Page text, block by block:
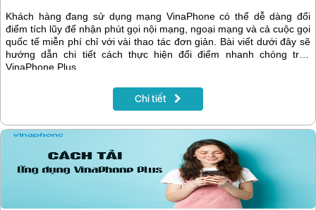
Khách hàng đang sử dụng mạng VinaPhone có thể dễ dàng đổi
điểm tích lũy để nhận phút gọi nội mạng, ngoại mạng và cả cuộc gọi
quốc tế miễn phí chỉ với vài thao tác đơn giản. Bài viết dưới đây sẽ
hướng dẫn chi tiết cách thực hiện đổi điểm nhanh chóng trên
VinaPhone Plus.
Chi tiết